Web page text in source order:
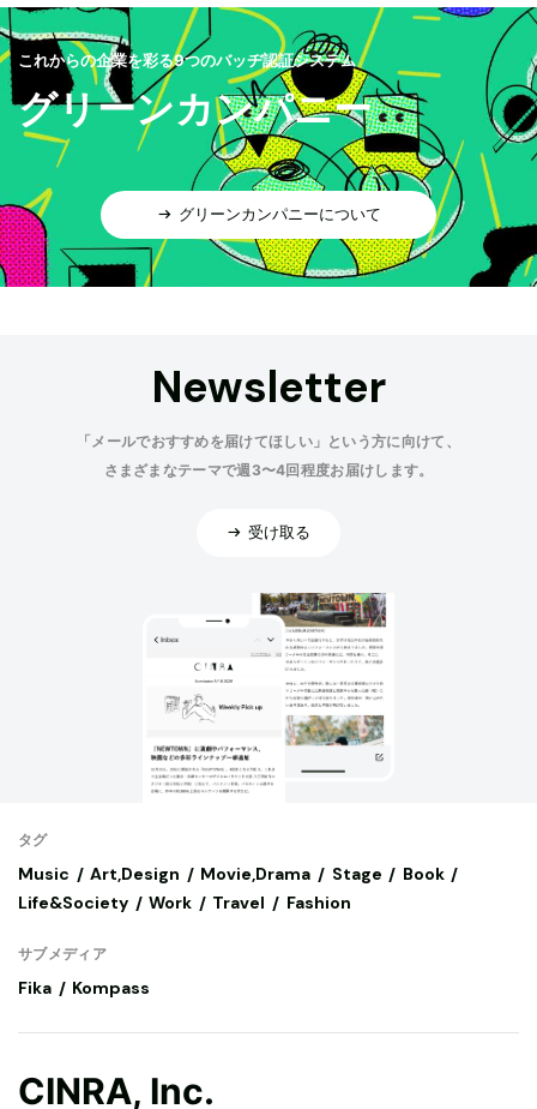
これからの企業を彩る9つのバッヂ認証システム
グリーンカンパニー
グリーンカンパニーについて
Newsletter
「メールでおすすめを届けてほしい」という方に向けて、
さまざまなテーマで週3〜4回程度お届けします。
受け取る
タグ
Music Art,Design Movie,Drama Stage
Book
Life&Society
Work Travel Fashion
サブメディア
Fika Kompass
CINRA, Inc.